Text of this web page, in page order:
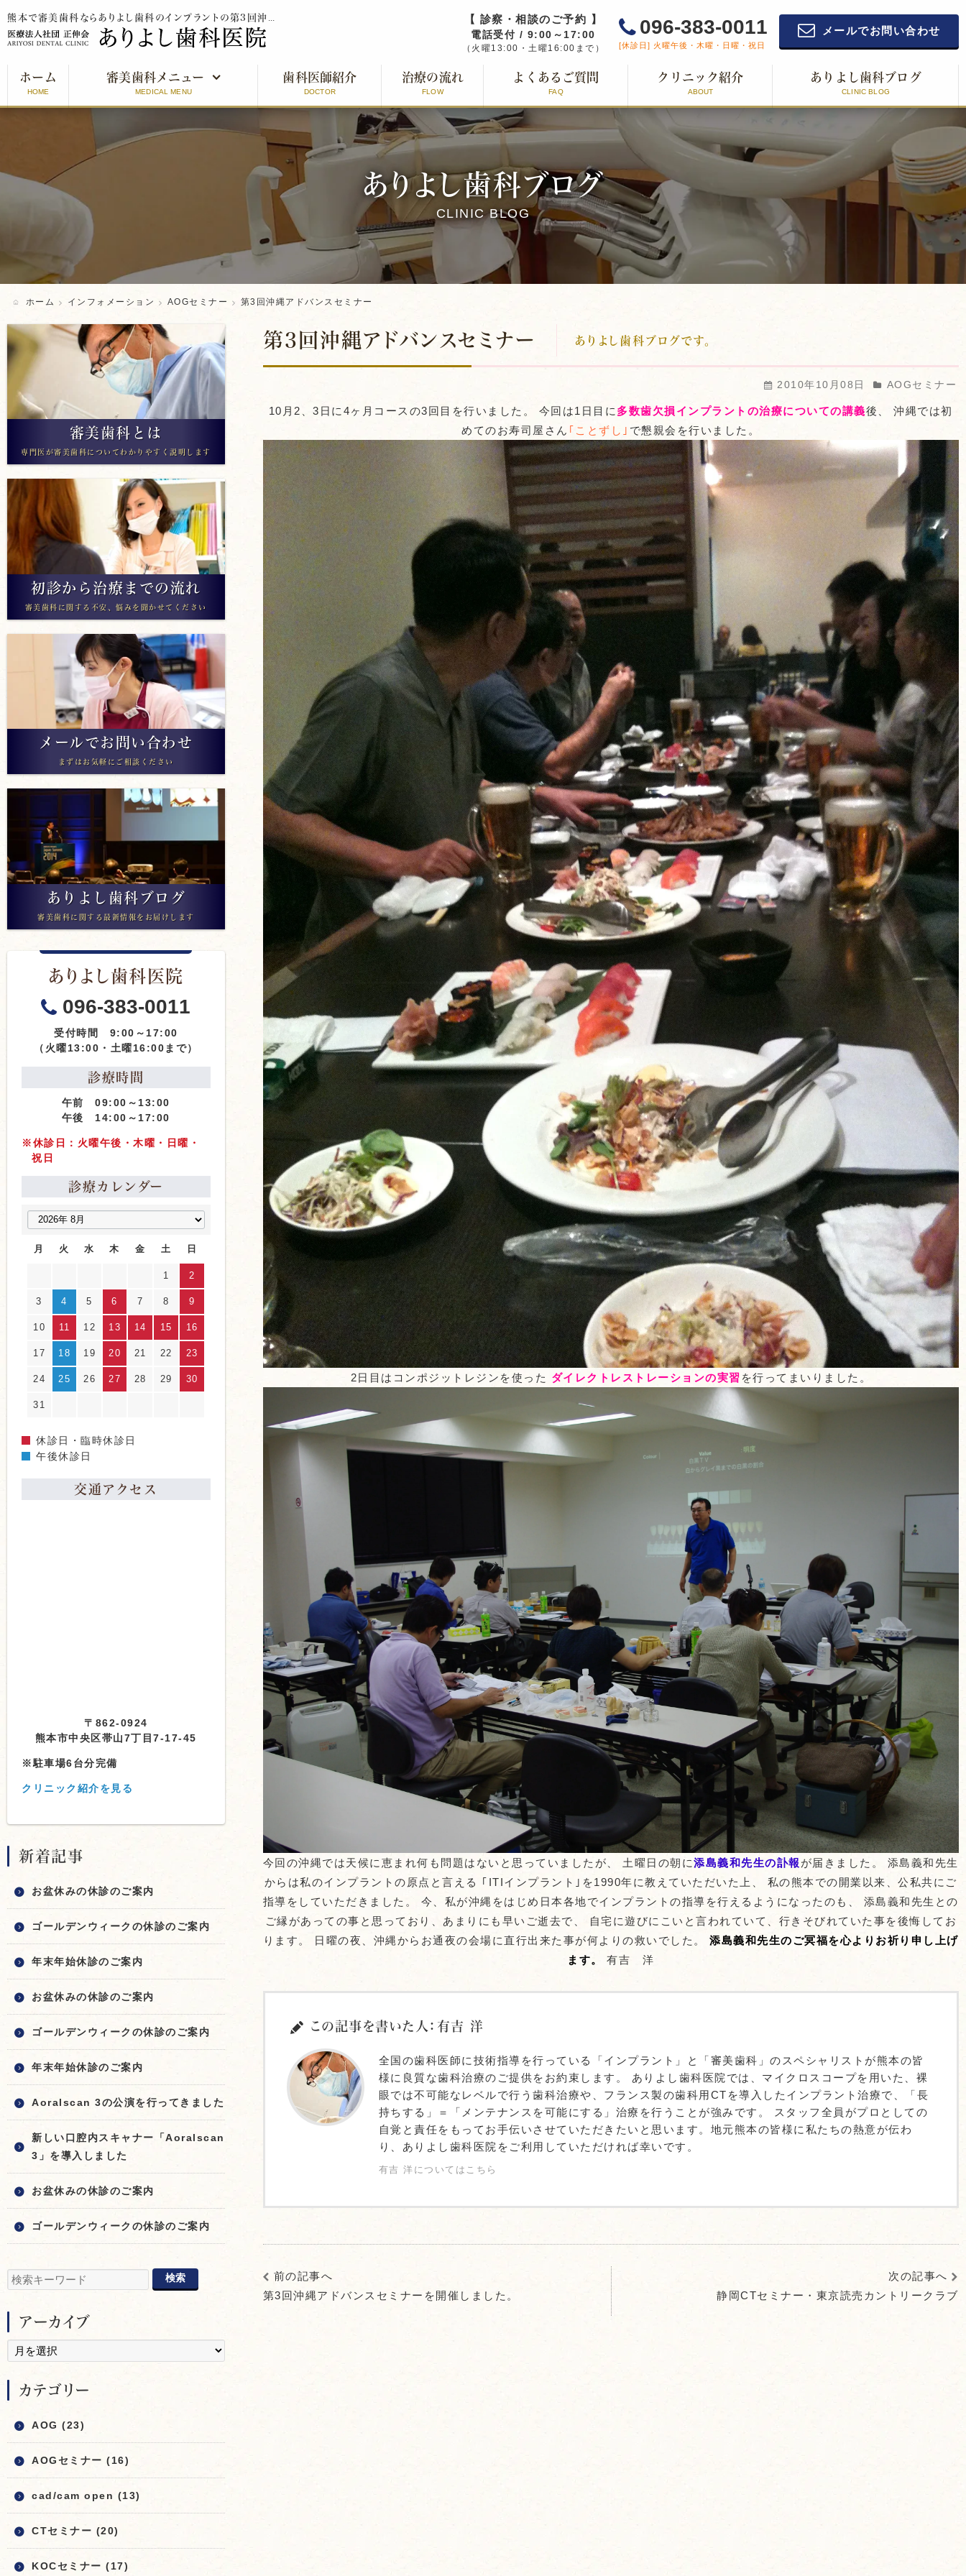
【 診察・相談のご予約 】
電話受付 / 9:00～17:00
（火曜13:00・土曜16:00まで）
096-383-0011
[休診日] 火曜午後・木曜・日曜・祝日
メールでお問い合わせ
ホーム
HOME
審美歯科メニュー
MEDICAL MENU
審美歯科とは
ホワイトニング
口元美人
アライナー矯正
歯科医師紹介
DOCTOR
治療の流れ
FLOW
よくあるご質問
FAQ
クリニック紹介
ABOUT
ありよし歯科ブログ
CLINIC BLOG
ありよし歯科ブログ
CLINIC BLOG
ホーム インフォメーション AOGセミナー 第3回沖縄アドバンスセミナー
第3回沖縄アドバンスセミナー ありよし歯科ブログです。
2010年10月08日 AOGセミナー
10月2、3日に4ヶ月コースの3回目を行いました。 今回は1日目に 多数歯欠損インプラントの治療についての講義後、 沖縄では初
めてのお寿司屋さん ｢ことずし｣ で懇親会を行いました。
2日目はコンポジットレジンを使った ダイレクトレストレーションの実習 を行ってまいりました。
今回の沖縄では天候に恵まれ何も問題はないと思っていましたが、 土曜日の朝に添島義和先生の訃報 が届きました。 添島義和先生
からは私のインプラントの原点と言える ｢ITIインプラント｣を1990年に教えていただいた上、 私の熊本での開業以来、公私共にご
指導をしていただきました。 今、私が沖縄をはじめ日本各地でインプラントの指導を行えるようになったのも、 添島義和先生との
ご縁があっての事と思っており、あまりにも早いご逝去で、 自宅に遊びにこいと言われていて、行きそびれていた事を後悔してお
ります。 日曜の夜、沖縄からお通夜の会場に直行出来た事が何よりの救いでした。添島義和先生のご冥福を心よりお祈り申し上げ
ます。
有吉 洋
この記事を書いた人：有吉 洋
全国の歯科医師に技術指導を行っている「インプラント」と「審美歯科」のスペシャリストが熊本の皆
様に良質な歯科治療のご提供をお約束します。 ありよし歯科医院では、マイクロスコープを用いた、裸
眼では不可能なレベルで行う歯科治療や、フランス製の歯科用CTを導入したインプラント治療で、「長
持ちする」＝「メンテナンスを可能にする」治療を行うことが強みです。 スタッフ全員がプロとしての
自覚と責任をもってお手伝いさせていただきたいと思います。地元熊本の皆様に私たちの熱意が伝わ
り、ありよし歯科医院をご利用していただければ幸いです。
有吉 洋についてはこちら
前の記事へ
第3回沖縄アドバンスセミナーを開催しました。
次の記事へ
静岡CTセミナー・東京読売カントリークラブ
審美歯科とは
専門医が審美歯科についてわかりやすく説明します
初診から治療までの流れ
審美歯科に関する不安、悩みを聞かせてください
メールでお問い合わせ
まずはお気軽にご相談ください
ありよし歯科ブログ
審美歯科に関する最新情報をお届けします
ありよし歯科医院
096-383-0011
受付時間 9:00～17:00
（火曜13:00・土曜16:00まで）
診療時間
午前 09:00～13:00
午後 14:00～17:00
※休診日：火曜午後・木曜・日曜・
祝日
診療カレンダー
月 火 水 木 金 土 日
1 2
3 4 5 6 7 8 9
10 11 12 13 14 15 16
17 18 19 20 21 22 23
24 25 26 27 28 29 30
31
休診日・臨時休診日
午後休診日
交通アクセス
〒862-0924
熊本市中央区帯山7丁目7-17-45
※駐車場6台分完備
クリニック紹介を見る
新着記事
お盆休みの休診のご案内
ゴールデンウィークの休診のご案内
年末年始休診のご案内
お盆休みの休診のご案内
ゴールデンウィークの休診のご案内
年末年始休診のご案内
Aoralscan 3の公演を行ってきました
新しい口腔内スキャナー「Aoralscan
3」を導入しました
お盆休みの休診のご案内
ゴールデンウィークの休診のご案内
アーカイブ
カテゴリー
AOG (23)
AOGセミナー (16)
cad/cam open (13)
CTセミナー (20)
KOCセミナー (17)